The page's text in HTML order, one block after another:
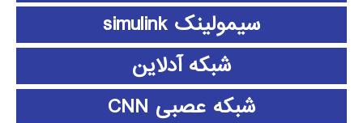
سیمولینک simulink
شبکه آدلاین
شبکه عصبی CNN